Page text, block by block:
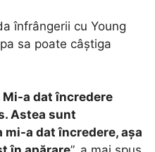
înfrângerii cu Young
sa poate câștiga
Mi-a dat încredere
Astea sunt
mi-a dat încredere, așa